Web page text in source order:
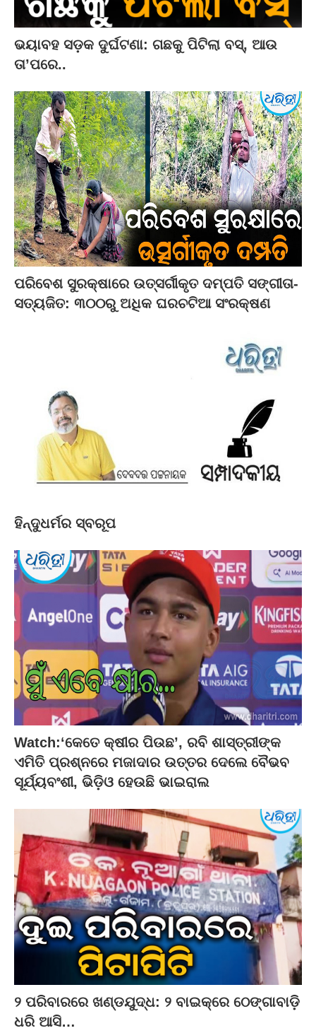
ଭୟାବହ ସଡ଼କ ଦୁର୍ଘଟଣା: ଗଛକୁ ପିଟିଲା ବସ୍‌, ଆଉ
ତା’ପରେ..
ପରିବେଶ ସୁରକ୍ଷାରେ ଉତ୍ସର୍ଗୀକୃତ ଦମ୍ପତି ସଙ୍ଗୀତା-
ସତ୍ୟଜିତ: ୩୦୦ରୁ ଅଧିକ ଘରଚଟିଆ ସଂରକ୍ଷଣ
ହିନ୍ଦୁଧର୍ମର ସ୍ବରୂପ
Watch:‘କେତେ କ୍ଷୀର ପିଉଛ’, ରବି ଶାସ୍ତ୍ରୀଙ୍କ
ଏମିତି ପ୍ରଶ୍ନରେ ମଜାଦାର ଉତ୍ତର ଦେଲେ ବୈଭବ
ସୂର୍ଯ୍ୟବଂଶୀ, ଭିଡ଼ିଓ ହେଉଛି ଭାଇରାଲ
୨ ପରିବାରରେ ଖଣ୍ଡଯୁଦ୍ଧ: ୨ ବାଇକ୍‌ରେ ଠେଙ୍ଗାବାଡ଼ି
ଧରି ଆସି…